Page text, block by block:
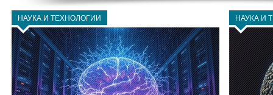
НАУКА И ТЕХНОЛОГИИ НАУКА И